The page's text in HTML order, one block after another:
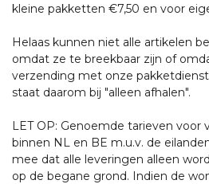
kleine pakketten €7,50 en voor
Helaas kunnen niet alle artikelen
omdat ze te breekbaar zijn of
verzending met onze
staat daarom bij "alleen afhalen".
LET OP: Genoemde tarieven voor
binnen NL en BE m.u.v. de
mee dat alle leveringen alleen
op de begane grond. Indien de